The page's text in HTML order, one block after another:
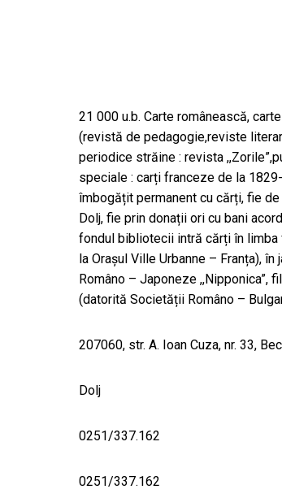
21 000 u.b. Carte românească,
(revistă de pedagogie,reviste
periodice străine : revista
speciale : carți franceze de la
îmbogățit permanent cu cărți, fie
Dolj, fie prin donații ori cu bani
fondul bibliotecii intră cărți în
la Orașul Ville Urbanne – Franța),
Româno – Japoneze ,,Nipponica”,
(datorită Societății Româno –
207060, str. A. Ioan Cuza, nr. 33,
Dolj
0251/337.162
0251/337.162